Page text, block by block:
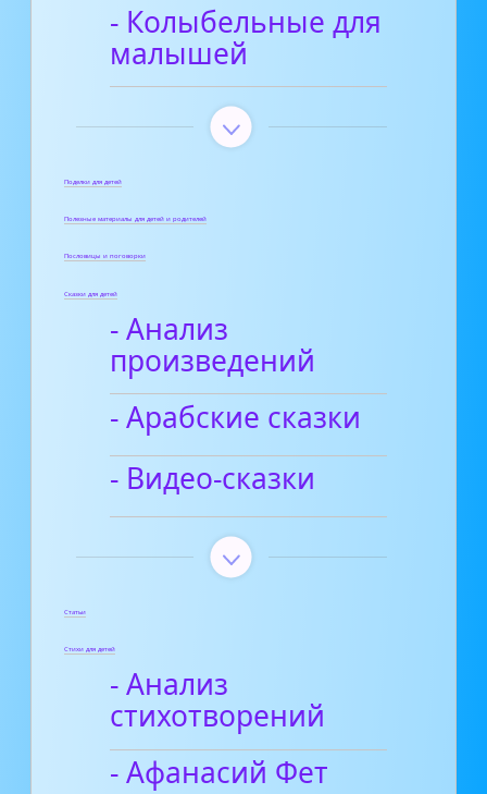
- Колыбельные для
малышей
Поделки для детей
Полезные материалы для детей и родителей
Пословицы и поговорки
Сказки для детей
- Анализ
произведений
- Арабские сказки
- Видео-сказки
Статьи
Стихи для детей
- Анализ
стихотворений
- Афанасий Фет